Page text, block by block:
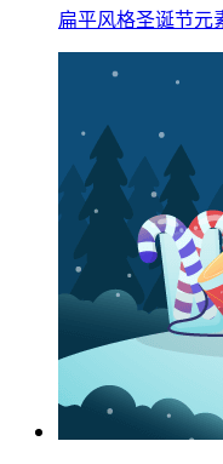
扁平风格圣诞节元